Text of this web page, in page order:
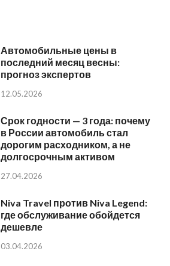
Автомобильные цены в
последний месяц весны:
прогноз экспертов
12.05.2026
Срок годности — 3 года: почему
в России автомобиль стал
дорогим расходником, а не
долгосрочным активом
27.04.2026
Niva Travel против Niva Legend:
где обслуживание обойдется
дешевле
03.04.2026